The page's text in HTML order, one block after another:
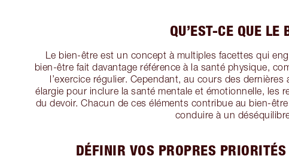
QU’EST-CE QUE LE
Le bien-être est un concept à multiples facettes qui
bien-être fait davantage référence à la santé physique,
l’exercice régulier. Cependant, au cours des
élargie pour inclure la santé mentale et émotionnelle, les
du devoir. Chacun de ces éléments contribue au bien-
conduire à un
DÉFINIR VOS PROPRES